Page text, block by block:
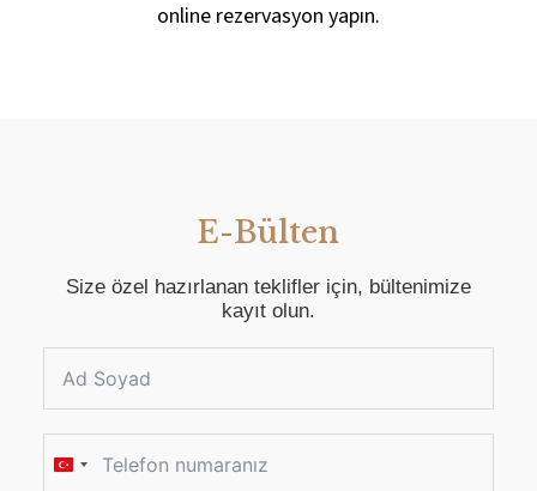
online rezervasyon yapın.
E-Bülten
Size özel hazırlanan teklifler için, bültenimize
kayıt olun.
T